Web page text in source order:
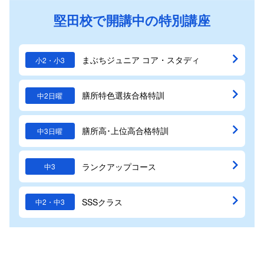
堅田校で開講中の特別講座
小2・小3 まぶちジュニア コア・スタディ
中2日曜 膳所特色選抜合格特訓
中3日曜 膳所高･上位高合格特訓
中3 ランクアップコース
中2・中3 SSSクラス